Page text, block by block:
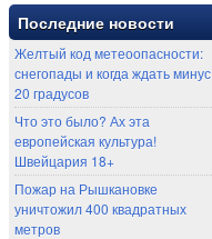
Последние новости
Желтый код метеоопасности:
снегопады и когда ждать минус
20 градусов
Что это было? Ах эта
европейская культура!
Швейцария 18+
Пожар на Рышкановке
уничтожил 400 квадратных
метров